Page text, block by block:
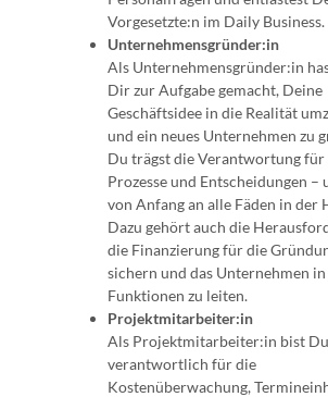
Vorgesetzte:n im Daily Business.
Unternehmensgründer:in
Als Unternehmensgründer:in
Dir zur Aufgabe gemacht, Deine
Geschäftsidee in die Realität
und ein neues Unternehmen zu
Du trägst die Verantwortung für
Prozesse und Entscheidungen –
von Anfang an alle Fäden in der
Dazu gehört auch die
die Finanzierung für die
sichern und das Unternehmen in
Funktionen zu leiten.
Projektmitarbeiter:in
Als Projektmitarbeiter:in bist Du
verantwortlich für die
Kostenüberwachung,